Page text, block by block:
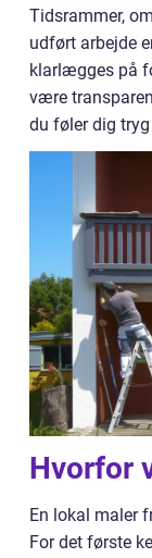
Tidsrammer,
udført arbejde
klarlægges på
være
du føler dig
Hvorfor
En lokal maler
For det første